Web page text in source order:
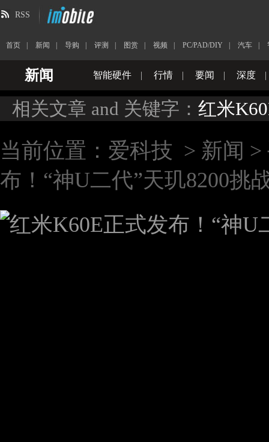
RSS
首页 新闻 导购 评测 图赏 视频 PC/PAD/DIY 汽车
新闻 智能硬件 | 行情 | 要闻 | 深度 |
相关文章 and 关键字： 红米
当前位置： 爱科技 > 新闻 >
布！“神U二代”天玑8200挑